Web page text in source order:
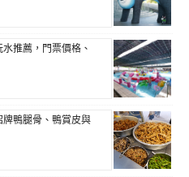
推薦，門票價格、
牌鴨腿骨、鴨賞皮與